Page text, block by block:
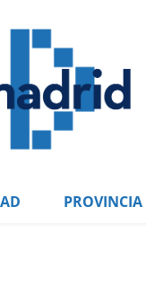
PROVINCIA